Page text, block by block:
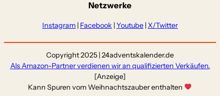
Netzwerke
Instagram | Facebook |Youtube |X/Twitter
Copyright 2025 | 24adventskalender.de
Als Amazon-Partner verdienen wir an qualifizierten Verkäufen.
[Anzeige]
Kann Spuren vom Weihnachtszauber enthalten